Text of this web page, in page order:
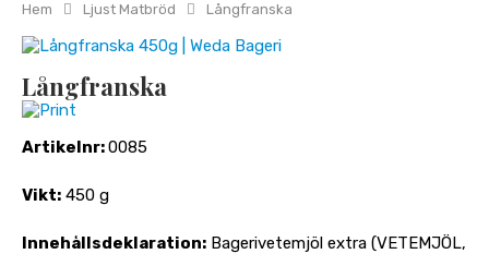
Hem Ljust Matbröd Långfranska
Långfranska
Print
Artikelnr:0085
Vikt: 450 g
Innehållsdeklaration: Bagerivetemjöl extra (VETEMJÖL,